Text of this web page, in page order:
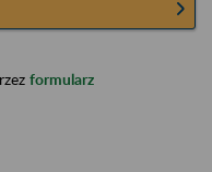
formularz